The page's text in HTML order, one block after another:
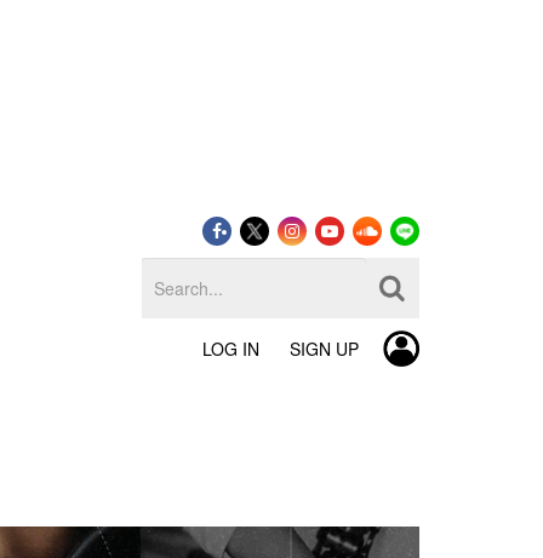
LOG IN SIGN UP